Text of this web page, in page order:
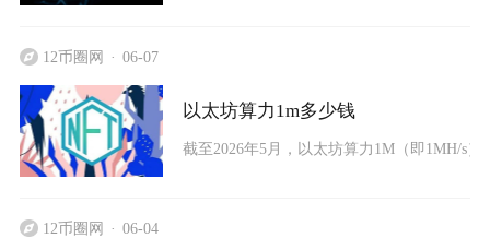
12币圈网 06-07
以太坊算力1m多少钱
截至2026年5月，以太坊算力1M（即1MH/s
12币圈网 06-04